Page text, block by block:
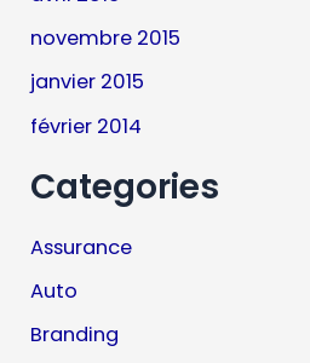
novembre 2015
janvier 2015
février 2014
Categories
Assurance
Auto
Branding